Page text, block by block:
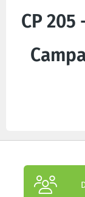
CP